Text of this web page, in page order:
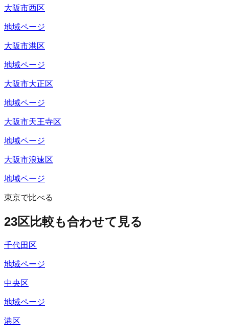
大阪市西区
地域ページ
大阪市港区
地域ページ
大阪市大正区
地域ページ
大阪市天王寺区
地域ページ
大阪市浪速区
地域ページ
東京で比べる
23区比較も合わせて見る
千代田区
地域ページ
中央区
地域ページ
港区